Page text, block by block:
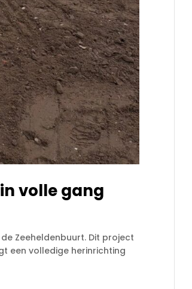
volle gang
Zeeheldenbuurt. Dit project
een volledige herinrichting